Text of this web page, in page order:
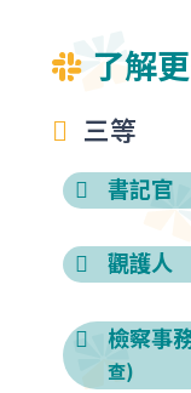
了解
三等
書記官
觀護人
檢察事
查)